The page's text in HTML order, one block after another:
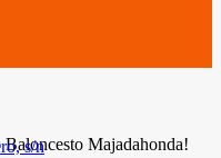
Majadahonda!
s/n